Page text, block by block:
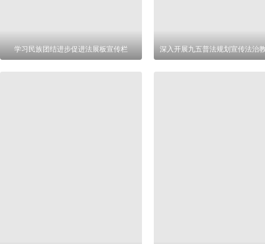
学习民族团结进步促进法展板宣传栏